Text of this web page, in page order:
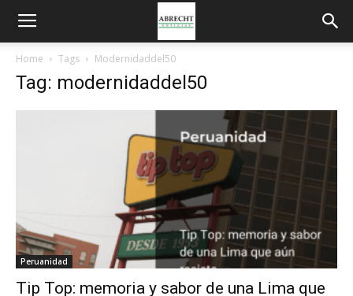
Home Tags Modernidaddel50
Tag: modernidaddel50
Peruanidad
Tip Top: memoria y sabor de una Lima que